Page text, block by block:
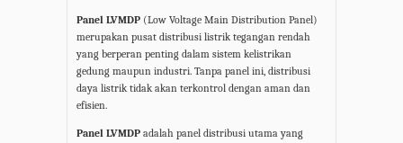
Panel LVMDP (Low Voltage Main Distribution Panel)
merupakan pusat distribusi listrik tegangan rendah
yang berperan penting dalam sistem kelistrikan
gedung maupun industri. Tanpa panel ini, distribusi
daya listrik tidak akan terkontrol dengan aman dan
efisien.
Panel LVMDP adalah panel distribusi utama yang